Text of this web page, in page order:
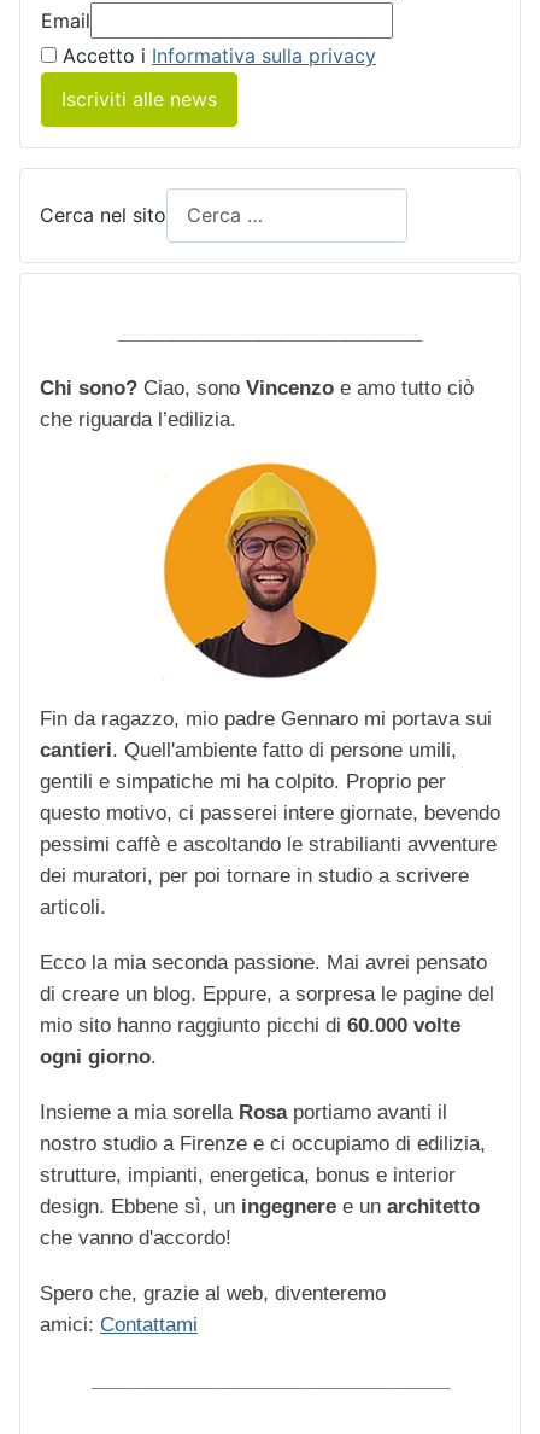
Email
Accetto i Informativa sulla privacy
Iscriviti alle news
Cerca nel sito
Chi sono? Ciao, sono Vincenzo e amo tutto ciò
che riguarda l’edilizia.
Fin da ragazzo, mio padre Gennaro mi portava sui
cantieri. Quell'ambiente fatto di persone umili,
gentili e simpatiche mi ha colpito. Proprio per
questo motivo, ci passerei intere giornate, bevendo
pessimi caffè e ascoltando le strabilianti avventure
dei muratori, per poi tornare in studio a scrivere
articoli.
Ecco la mia seconda passione. Mai avrei pensato
di creare un blog. Eppure, a sorpresa le pagine del
mio sito hanno raggiunto picchi di 60.000 volte
ogni giorno.
Insieme a mia sorella Rosaportiamo avanti il
nostro studio a Firenze e ci occupiamo di edilizia,
strutture, impianti, energetica, bonus e interior
design. Ebbene sì, un ingegnere e un architetto
che vanno d'accordo!
Spero che, grazie al web, diventeremo
amici: Contattami